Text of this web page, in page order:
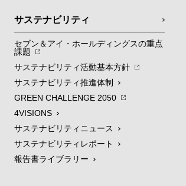
サステナビリティ
セブン＆アイ・ホールディングスの重点
課題
サステナビリティ活動基本方針
サステナビリティ推進体制
GREEN CHALLENGE 2050
4VISIONS
サステナビリティニュース
サステナビリティレポート
報告書ライブラリー